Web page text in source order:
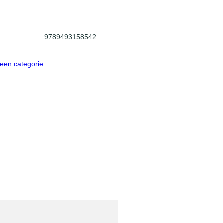
9789493158542
categorie